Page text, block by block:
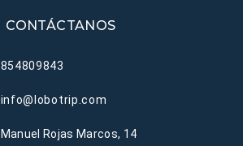
CONTÁCTANOS
854809843
info@lobotrip.com
Manuel Rojas Marcos, 14